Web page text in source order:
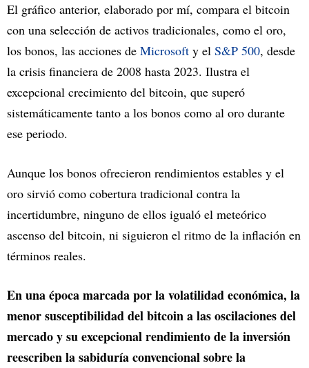
El gráfico anterior, elaborado por mí, compara el bitcoin
con una selección de activos tradicionales, como el oro,
los bonos, las acciones de Microsoft y el S&P 500, desde
la crisis financiera de 2008 hasta 2023. Ilustra el
excepcional crecimiento del bitcoin, que superó
sistemáticamente tanto a los bonos como al oro durante
ese periodo.
Aunque los bonos ofrecieron rendimientos estables y el
oro sirvió como cobertura tradicional contra la
incertidumbre, ninguno de ellos igualó el meteórico
ascenso del bitcoin, ni siguieron el ritmo de la inflación en
términos reales.
En una época marcada por la volatilidad económica, la
menor susceptibilidad del bitcoin a las oscilaciones del
mercado y su excepcional rendimiento de la inversión
reescriben la sabiduría convencional sobre la